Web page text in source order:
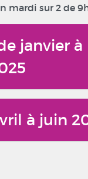
mardi sur 2 de
janvier à
à juin